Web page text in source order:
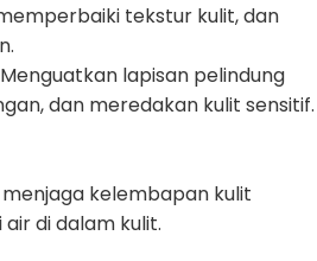
tekstur kulit, dan
lapisan pelindung
dan meredakan kulit sensitif.
kelembapan kulit
di dalam kulit.